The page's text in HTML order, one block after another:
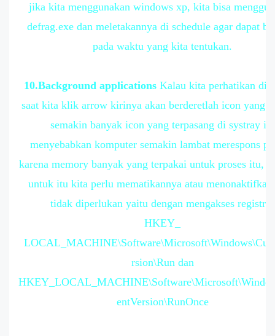
jika kita menggunakan windows xp, kita bisa
defrag.exe dan meletakannya di schedule agar dapat
pada waktu yang kita tentukan.
10.Background applicationsKalau kita perhatikan di
saat kita klik arrow kirinya akan berderetlah icon yang
semakin banyak icon yang terpasang di systray itu
menyebabkan komputer semakin lambat merespons
karena memory banyak yang terpakai untuk proses itu,
untuk itu kita perlu mematikannya atau menonaktifkan
tidak diperlukan yaitu dengan mengakses registry:
HKEY_
rsion\Run dan
entVersion\RunOnce